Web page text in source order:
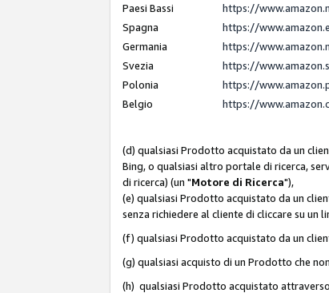
Paesi Bassi
https://
Spagna
https://
Germania
https://
Svezia
https://
Polonia
https://
Belgio
https://
(d) qualsiasi Prodotto acquistato da un
Bing, o qualsiasi altro portale di ricerca,
di ricerca) (un "Motore di Ricerca"),
(e) qualsiasi Prodotto acquistato da un
senza richiedere al cliente di cliccare su un
(f) qualsiasi Prodotto acquistato da un
(g) qualsiasi acquisto di un Prodotto che
(h) qualsiasi Prodotto acquistato